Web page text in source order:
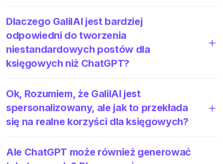
Dlaczego GalilAI jest bardziej
odpowiedni do tworzenia
niestandardowych postów dla
księgowych niż ChatGPT?
Ok, Rozumiem, że GalilAI jest
spersonalizowany, ale jak to przekłada
się na realne korzyści dla księgowych?
Ale ChatGPT może również generować